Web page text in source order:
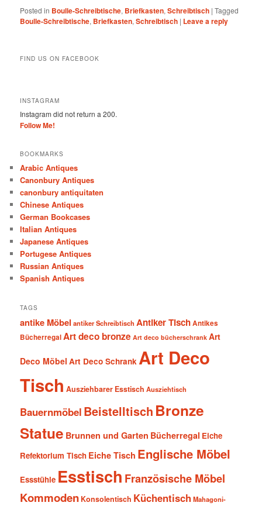
Posted in Boulle-Schreibtische, Briefkasten,Schreibtisch |Tagged
Boulle-Schreibtische, Briefkasten,Schreibtisch | Leave a reply
FIND US ON FACEBOOK
INSTAGRAM
Instagram did not return a 200.
Follow Me!
BOOKMARKS
Arabic Antiques
Canonbury Antiques
canonbury antiquitaten
Chinese Antiques
German Bookcases
Italian Antiques
Japanese Antiques
Portugese Antiques
Russian Antiques
Spanish Antiques
TAGS
antike Möbel antiker Schreibtisch Antiker TischAntikes
BücherregalArt deco bronze Art deco bücherschrank Art
Deco Möbel Art Deco Schrank Art Deco
Tisch Ausziehbarer Esstisch Ausziehtisch
Bauernmöbel Beistelltisch Bronze
Statue Brunnen und Garten Bücherregal Eiche
Refektorium Tisch Eiche Tisch Englische Möbel
Essstühle Esstisch Französische Möbel
Kommoden Konsolentisch Küchentisch Mahagoni-